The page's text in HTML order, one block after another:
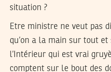
situation ?
Etre ministre ne veut pas
qu’on a la main sur tout et
l’Intérieur qui est vrai
comptent sur le bout des